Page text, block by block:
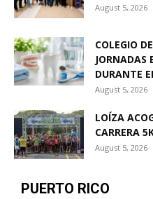
August 5, 2026
COLEGIO
JORNADAS
DURANTE
August 5, 2026
LOÍZA
CARRERA
August 5, 2026
PUERTO RICO